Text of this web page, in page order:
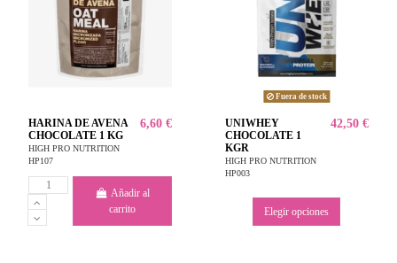
HARINA DE AVENA
CHOCOLATE 1 KG
HIGH PRO NUTRITION
HP107
6,60 €
Añadir al
carrito
Fuera de stock
UNIWHEY
CHOCOLATE 1
KGR
HIGH PRO NUTRITION
HP003
42,50 €
Elegir opciones